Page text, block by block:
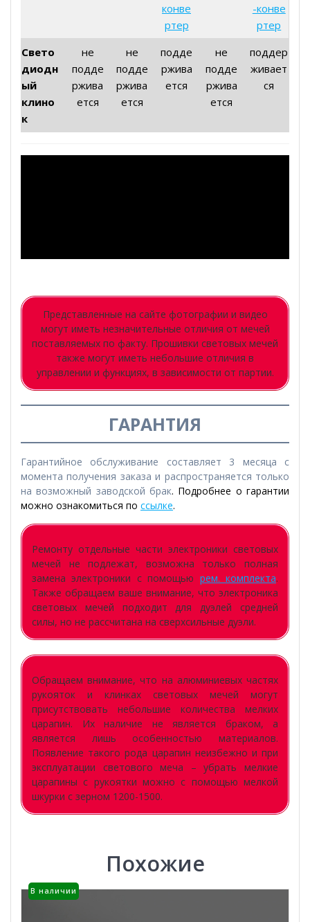
конве
ртер
-конве
ртер
Свето
диодн
ый
клино
к
не
подде
ржива
ется
не
подде
ржива
ется
подде
ржива
ется
не
подде
ржива
ется
поддер
живает
ся
Представленные на сайте фотографии и видео
могут иметь незначительные отличия от мечей
поставляемых по факту. Прошивки световых мечей
также могут иметь небольшие отличия в
управлении и функциях, в зависимости от партии.
ГАРАНТИЯ
Гарантийное обслуживание составляет 3 месяца с
момента получения заказа и распространяется только
на возможный заводской брак. Подробнее о гарантии
можно ознакомиться по ссылке.
Ремонту отдельные части электроники световых
мечей не подлежат, возможна только полная
замена электроники с помощью рем. комплекта.
Также обращаем ваше внимание, что электроника
световых мечей подходит для дуэлей средней
силы, но не рассчитана на сверхсильные дуэли.
Обращаем внимание, что на алюминиевых частях
рукояток и клинках световых мечей могут
присутствовать небольшие количества мелких
царапин. Их наличие не является браком, а
является лишь особенностью материалов.
Появление такого рода царапин неизбежно и при
эксплуатации светового меча – убрать мелкие
царапины с рукоятки можно с помощью мелкой
шкурки с зерном 1200-1500.
Похожие
В наличии